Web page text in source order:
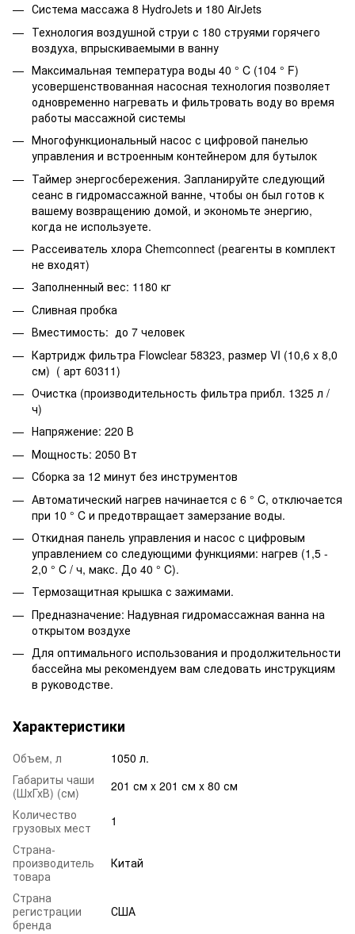
Система массажа 8 HydroJets и 180 AirJets
Технология воздушной струи с 180 струями горячего
воздуха, впрыскиваемыми в ванну
Максимальная температура воды 40 ° C (104 ° F)
усовершенствованная насосная технология позволяет
одновременно нагревать и фильтровать воду во время
работы массажной системы
Многофункциональный насос с цифровой панелью
управления и встроенным контейнером для бутылок
Таймер энергосбережения. Запланируйте следующий
сеанс в гидромассажной ванне, чтобы он был готов к
вашему возвращению домой, и экономьте энергию,
когда не используете.
Рассеиватель хлора Chemconnect (реагенты в комплект
не входят)
Заполненный вес: 1180 кг
Сливная пробка
Вместимость: до 7 человек
Картридж фильтра Flowclear 58323, размер VI (10,6 x 8,0
см) ( арт 60311)
Очистка (производительность фильтра прибл. 1325 л /
ч)
Напряжение: 220 В
Мощность: 2050 Вт
Сборка за 12 минут без инструментов
Автоматический нагрев начинается с 6 ° C, отключается
при 10 ° C и предотвращает замерзание воды.
Откидная панель управления и насос с цифровым
управлением со следующими функциями: нагрев (1,5 -
2,0 ° C / ч, макс. До 40 ° C).
Термозащитная крышка с зажимами.
Предназначение: Надувная гидромассажная ванна на
открытом воздухе
Для оптимального использования и продолжительности
бассейна мы рекомендуем вам следовать инструкциям
в руководстве.
Характеристики
Объем, л
1050 л.
Габариты чаши
(ШхГхВ) (см)
201 см x 201 см x 80 см
Количество
грузовых мест
1
Страна-
производитель
товара
Китай
Страна
регистрации
бренда
США